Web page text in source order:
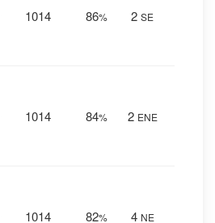
1014 86% 2 SE
1014 84% 2 ENE
1014 82% 4 NE